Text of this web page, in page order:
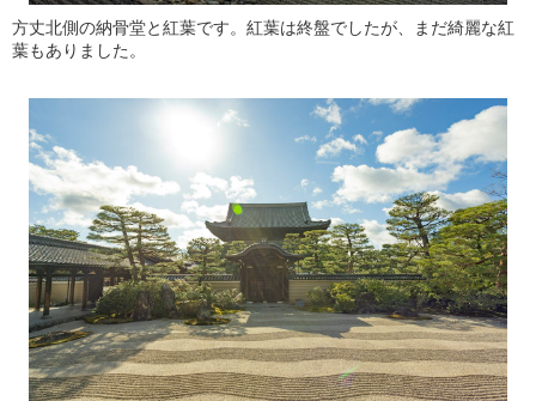
方丈北側の納骨堂と紅葉です。紅葉は終盤でしたが、まだ綺麗な紅
葉もありました。